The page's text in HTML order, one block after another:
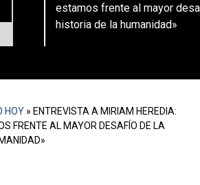
estamos frente al mayor
historia de la humanidad»
HOY » ENTREVISTA A MIRIAM HEREDIA:
FRENTE AL MAYOR DESAFÍO DE LA